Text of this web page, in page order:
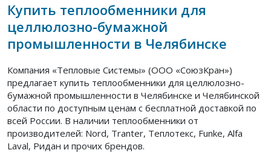
Купить теплообменники для
целлюлозно-бумажной
промышленности в Челябинске
Компания «Тепловые Системы» (ООО «СоюзКран»)
предлагает купить теплообменники для целлюлозно-
бумажной промышленности в Челябинске и Челябинской
области по доступным ценам с бесплатной доставкой по
всей России. В наличии теплообменники от
производителей: Nord, Tranter, Теплотекс, Funke, Alfa
Laval, Ридан и прочих брендов.